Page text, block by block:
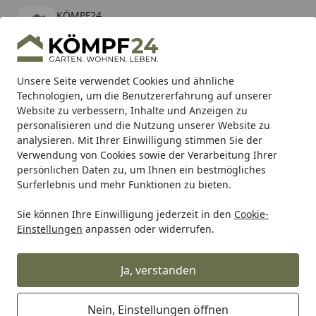
Unsere Seite verwendet Cookies und ähnliche
Technologien, um die Benutzererfahrung auf unserer
Website zu verbessern, Inhalte und Anzeigen zu
personalisieren und die Nutzung unserer Website zu
analysieren. Mit Ihrer Einwilligung stimmen Sie der
Verwendung von Cookies sowie der Verarbeitung Ihrer
persönlichen Daten zu, um Ihnen ein bestmögliches
Surferlebnis und mehr Funktionen zu bieten.
Sie können Ihre Einwilligung jederzeit in den Cookie-
Einstellungen anpassen oder widerrufen.
Ja, verstanden
Nein, Einstellungen öffnen
KÖMPF24
kostenlos - Im App Store
Hotline
Alle Produkte
Mein Konto
Suchen
Karibu Pools inkl. gratis Sandfilteranlage & Pool-
Starterset (Gesamtwert bis 468,99€)
Startseite
Alles für den Garten Gartenhaus Gartenhäuser Metall
Biohort Gerätehaus Avantgarde mit